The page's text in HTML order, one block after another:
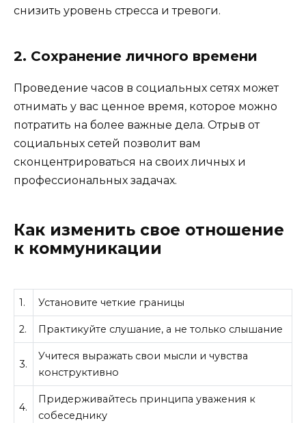
снизить уровень стресса и тревоги.
2. Сохранение личного времени
Проведение часов в социальных сетях может
отнимать у вас ценное время, которое можно
потратить на более важные дела. Отрыв от
социальных сетей позволит вам
сконцентрироваться на своих личных и
профессиональных задачах.
Как изменить свое отношение
к коммуникации
1. Установите четкие границы
2. Практикуйте слушание, а не только слышание
3.
Учитеся выражать свои мысли и чувства
конструктивно
4.
Придерживайтесь принципа уважения к
собеседнику